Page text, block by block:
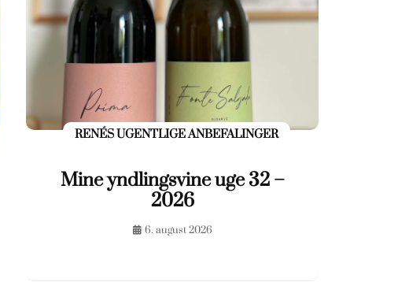
RENÉS UGENTLIGE ANBEFALINGER
Mine yndlingsvine uge 32 –
2026
6. august 2026